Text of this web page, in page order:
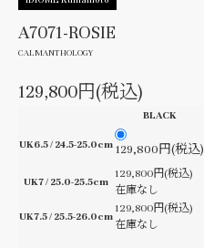
A7071-ROSIE
CALMANTHOLOGY
129,800円(税込)
BLACK
UK6.5 / 24.5-25.0cm 129,800円(税込)
UK7 / 25.0-25.5cm
129,800円(税込)
在庫なし
UK7.5 / 25.5-26.0cm
129,800円(税込)
在庫なし